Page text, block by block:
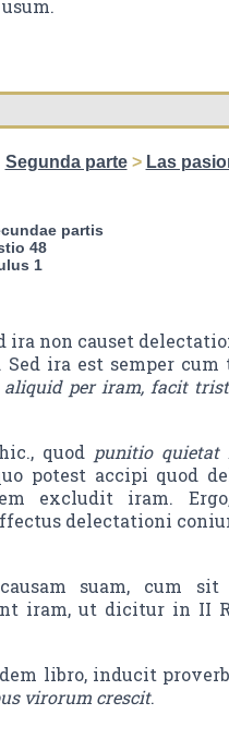
Segunda parte> Las
partis
48
1
non causet
ira est semper
per iram, facit
quod punitio quietat
potest accipi quod
excludit iram.
delectationi
suam, cum sit
iram, ut dicitur in II
libro, inducit
virorum crescit.